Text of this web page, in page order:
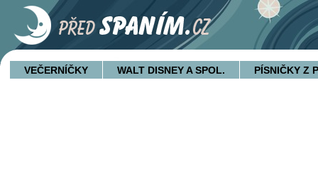
VEČERNÍČKY WALT DISNEY A SPOL. PÍSNIČKY Z